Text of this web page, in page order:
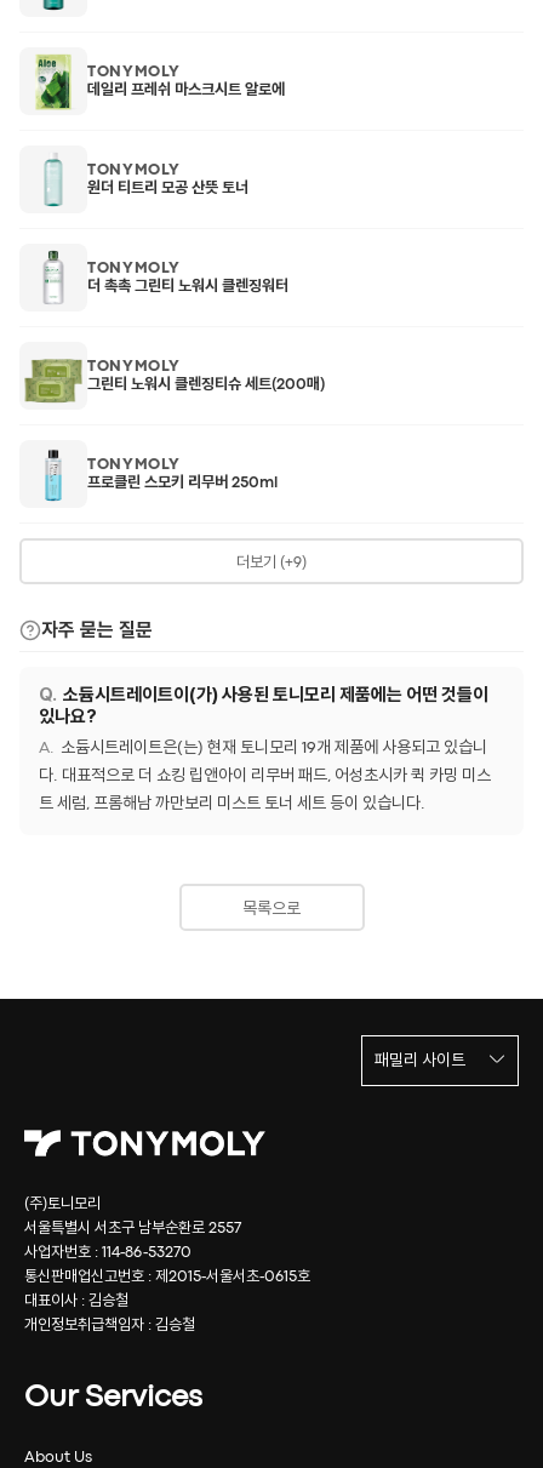
TONYMOLY
데일리 프레쉬 마스크시트 알로에
TONYMOLY
원더 티트리 모공 산뜻 토너
TONYMOLY
더 촉촉 그린티 노워시 클렌징워터
TONYMOLY
그린티 노워시 클렌징티슈 세트(200매)
TONYMOLY
프로클린 스모키 리무버 250ml
더보기 (+9)
자주 묻는 질문
소듐시트레이트이(가) 사용된 토니모리 제품에는 어떤 것들이
있나요?
소듐시트레이트은(는) 현재 토니모리 19개 제품에 사용되고 있습니
다. 대표적으로 더 쇼킹 립앤아이 리무버 패드, 어성초시카 퀵 카밍 미스
트 세럼, 프롬해남 까만보리 미스트 토너 세트 등이 있습니다.
목록으로
(주)토니모리
서울특별시 서초구 남부순환로 2557
사업자번호 : 114-86-53270
통신판매업신고번호 : 제2015-서울서초-0615호
대표이사 : 김승철
개인정보취급책임자 : 김승철
Our Services
About Us
패밀리 사이트